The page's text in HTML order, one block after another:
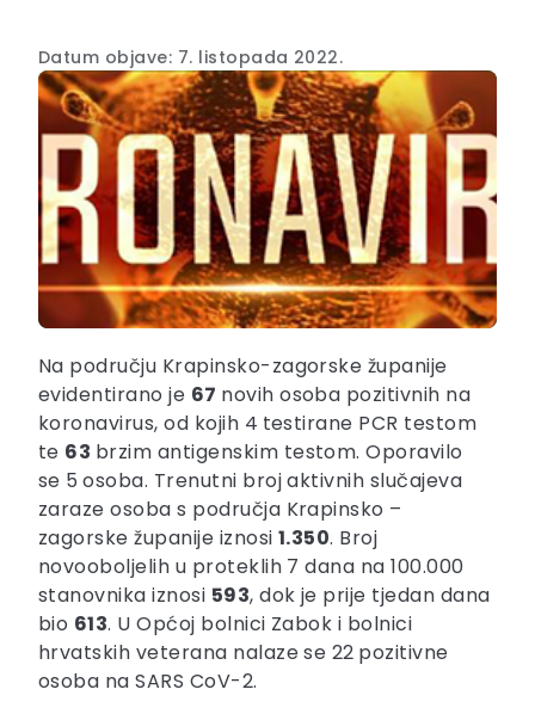
Datum objave: 7. listopada 2022.
Na području Krapinsko-zagorske županije
evidentirano je 67 novih osoba pozitivnih na
koronavirus, od kojih 4 testirane PCR testom
te 63 brzim antigenskim testom. Oporavilo
se 5 osoba. Trenutni broj aktivnih slučajeva
zaraze osoba s područja Krapinsko –
zagorske županije iznosi 1.350. Broj
novooboljelih u proteklih 7 dana na 100.000
stanovnika iznosi 593, dok je prije tjedan dana
bio 613. U Općoj bolnici Zabok i bolnici
hrvatskih veterana nalaze se 22 pozitivne
osoba na SARS CoV-2.